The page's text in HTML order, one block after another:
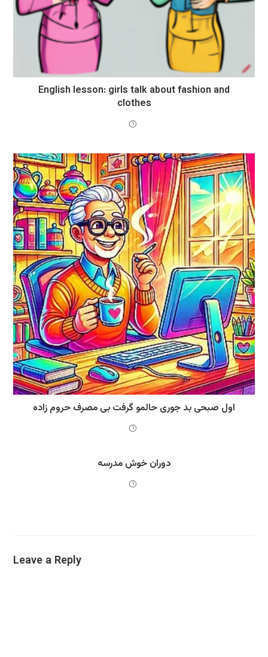
English lesson: girls talk about fashion and
clothes
اول صبحی بد جوری حالمو گرفت بی مصرف حروم زاده
دوران خوش مدرسه
Leave a Reply